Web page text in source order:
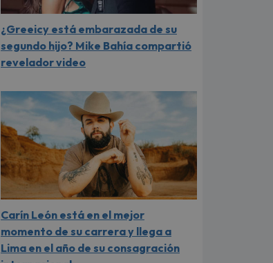
¿Greeicy está embarazada de su
segundo hijo? Mike Bahía compartió
revelador video
Carín León está en el mejor
momento de su carrera y llega a
Lima en el año de su consagración